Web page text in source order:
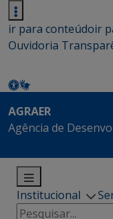
ir para conteúdoir
Ouvidoria
AGRAER
Agência de
Institucional
Pesquisar